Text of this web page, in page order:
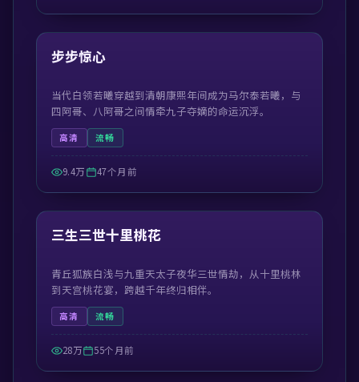
精选
54:57
步步惊心
当代白领若曦穿越到清朝康熙年间成为马尔泰若曦，与
四阿哥、八阿哥之间情牵九子夺嫡的命运沉浮。
高清 流畅
9.4万 47个月前
精选
42:31
三生三世十里桃花
青丘狐族白浅与九重天太子夜华三世情劫，从十里桃林
到天宫桃花宴，跨越千年终归相伴。
高清 流畅
28万 55个月前